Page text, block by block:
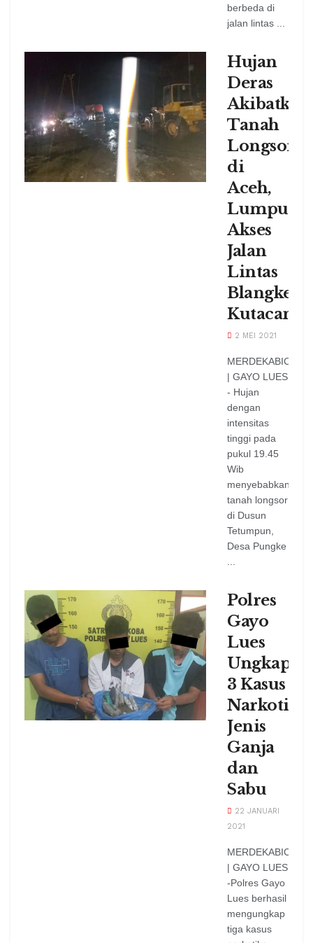
berbeda di
jalan lintas ...
Hujan
Deras
Akibatkan
Tanah
Longsor
di
Aceh,
Akses
Jalan
Lintas
Kutacane
2 MEI 2021
| GAYO LUES
- Hujan
dengan
intensitas
tinggi pada
pukul 19.45
Wib
menyebabkan
tanah longsor
di Dusun
Tetumpun,
Desa Pungke
Polres
Gayo
Lues
Ungkap
3 Kasus
Narkotika
Jenis
Ganja
dan
Sabu
22 JANUARI
2021
| GAYO LUES
-Polres Gayo
Lues berhasil
mengungkap
tiga kasus